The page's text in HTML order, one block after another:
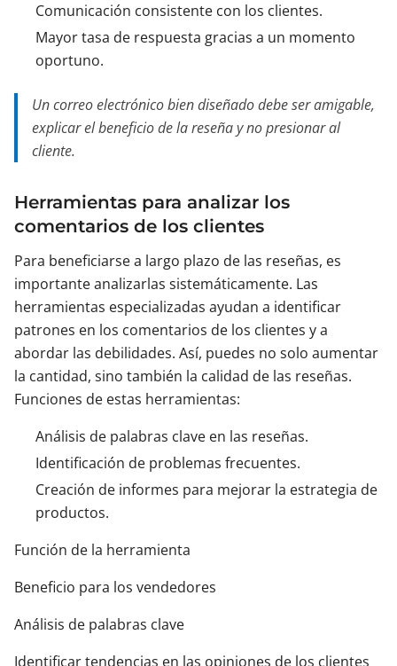
Comunicación consistente con los clientes.
Mayor tasa de respuesta gracias a un momento
oportuno.
Un correo electrónico bien diseñado debe ser amigable,
explicar el beneficio de la reseña y no presionar al
cliente.
Herramientas para analizar los
comentarios de los clientes
Para beneficiarse a largo plazo de las reseñas, es
importante analizarlas sistemáticamente. Las
herramientas especializadas ayudan a identificar
patrones en los comentarios de los clientes y a
abordar las debilidades. Así, puedes no solo aumentar
la cantidad, sino también la calidad de las reseñas.
Funciones de estas herramientas:
Análisis de palabras clave en las reseñas.
Identificación de problemas frecuentes.
Creación de informes para mejorar la estrategia de
productos.
Función de la herramienta
Beneficio para los vendedores
Análisis de palabras clave
Identificar tendencias en las opiniones de los clientes